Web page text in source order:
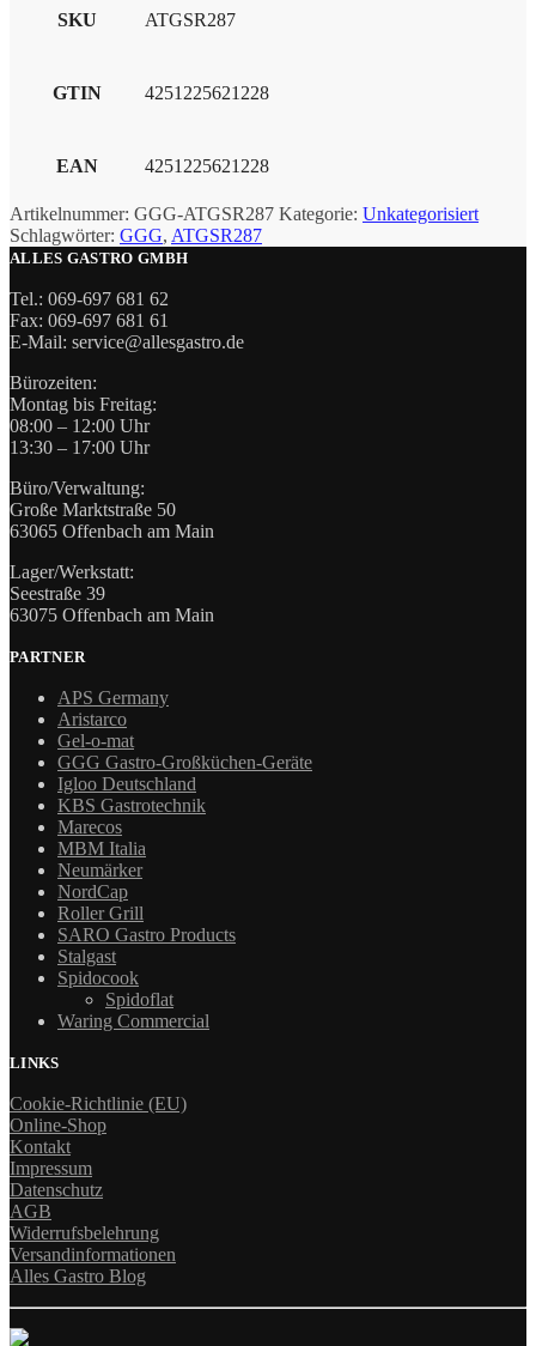
SKU ATGSR287
GTIN 4251225621228
EAN 4251225621228
Artikelnummer: GGG-ATGSR287 Kategorie: Unkategorisiert
Schlagwörter: GGG, ATGSR287
ALLES GASTRO GMBH
Tel.: 069-697 681 62
Fax: 069-697 681 61
E-Mail: service@allesgastro.de
Bürozeiten:
Montag bis Freitag:
08:00 – 12:00 Uhr
13:30 – 17:00 Uhr
Büro/Verwaltung:
Große Marktstraße 50
63065 Offenbach am Main
Lager/Werkstatt:
Seestraße 39
63075 Offenbach am Main
PARTNER
APS Germany
Aristarco
Gel-o-mat
GGG Gastro-Großküchen-Geräte
Igloo Deutschland
KBS Gastrotechnik
Marecos
MBM Italia
Neumärker
NordCap
Roller Grill
SARO Gastro Products
Stalgast
Spidocook
Spidoflat
Waring Commercial
LINKS
Cookie-Richtlinie (EU)
Online-Shop
Kontakt
Impressum
Datenschutz
AGB
Widerrufsbelehrung
Versandinformationen
Alles Gastro Blog